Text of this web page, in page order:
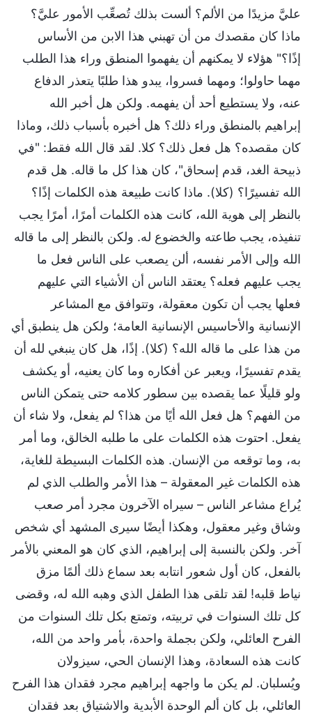
عليَّ مزيدًا من الألم؟ ألست بذلك تُصعِّب الأمور عليَّ؟
ماذا كان مقصدك من أن تهبني هذا الابن من الأساس
إذًا؟" هؤلاء لا يمكنهم أن يفهموا المنطق وراء هذا الطلب
مهما حاولوا؛ ومهما فسروا، يبدو هذا طلبًا يتعذر الدفاع
عنه، ولا يستطيع أحد أن يفهمه. ولكن هل أخبر الله
إبراهيم بالمنطق وراء ذلك؟ هل أخبره بأسباب ذلك، وماذا
كان مقصده؟ هل فعل ذلك؟ كلا. لقد قال الله فقط: "في
ذبيحة الغد، قدم إسحاق"، كان هذا كل ما قاله. هل قدم
الله تفسيرًا؟ (كلا). ماذا كانت طبيعة هذه الكلمات إذًا؟
بالنظر إلى هوية الله، كانت هذه الكلمات أمرًا، أمرًا يجب
تنفيذه، يجب طاعته والخضوع له. ولكن بالنظر إلى ما قاله
الله وإلى الأمر نفسه، ألن يصعب على الناس فعل ما
يجب عليهم فعله؟ يعتقد الناس أن الأشياء التي عليهم
فعلها يجب أن تكون معقولة، وتتوافق مع المشاعر
الإنسانية والأحاسيس الإنسانية العامة؛ ولكن هل ينطبق أي
من هذا على ما قاله الله؟ (كلا). إذًا، هل كان ينبغي لله أن
يقدم تفسيرًا، ويعبر عن أفكاره وما كان يعنيه، أو يكشف
ولو قليلًا عما يقصده بين سطور كلامه حتى يتمكن الناس
من الفهم؟ هل فعل الله أيًا من هذا؟ لم يفعل، ولا شاء أن
يفعل. احتوت هذه الكلمات على ما طلبه الخالق، وما أمر
به، وما توقعه من الإنسان. هذه الكلمات البسيطة للغاية،
هذه الكلمات غير المعقولة – هذا الأمر والطلب الذي لم
يُراع مشاعر الناس – سيراه الآخرون مجرد أمر صعب
وشاق وغير معقول، وهكذا أيضًا سيرى المشهد أي شخص
آخر. ولكن بالنسبة إلى إبراهيم، الذي كان هو المعني بالأمر
بالفعل، كان أول شعور انتابه بعد سماع ذلك ألمًا مزق
نياط قلبه! لقد تلقى هذا الطفل الذي وهبه الله له، وقضى
كل تلك السنوات في تربيته، وتمتع بكل تلك السنوات من
الفرح العائلي، ولكن بجملة واحدة، بأمر واحد من الله،
كانت هذه السعادة، وهذا الإنسان الحي، سيزولان
ويُسلبان. لم يكن ما واجهه إبراهيم مجرد فقدان هذا الفرح
العائلي، بل كان ألم الوحدة الأبدية والاشتياق بعد فقدان